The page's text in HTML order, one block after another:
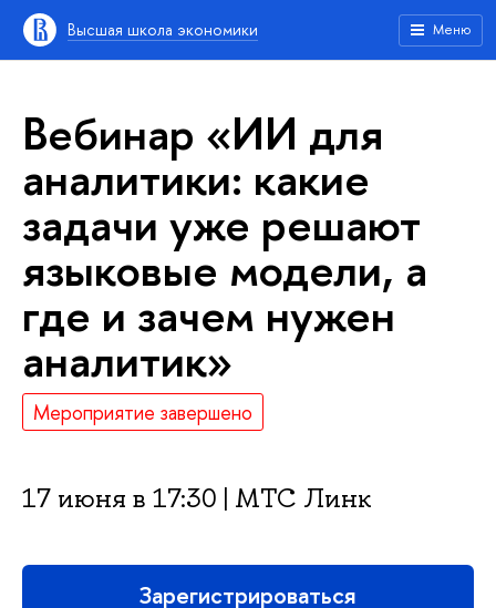
ысшая школа экономики Меню
ебинар «ИИ для
аналитики: какие
задачи уже решают
языковые модели, а
де и зачем нужен
аналитик»
Мероприятие завершено
17 июня в 17:30 | МТС Линк
Зарегистрироваться